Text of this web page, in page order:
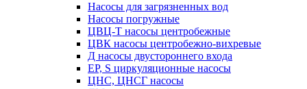
Насосы для загрязненных вод
Насосы погружные
ЦВЦ-Т насосы центробежные
ЦВК насосы центробежно-вихревые
Д насосы двустороннего входа
EP, S циркуляционные насосы
ЦНС, ЦНСГ насосы